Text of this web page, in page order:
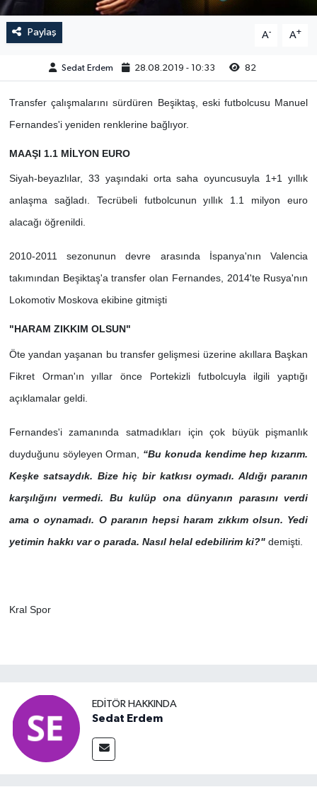
Paylaş A- A+
Sedat Erdem 28.08.2019 - 10:33 82
Transfer çalışmalarını sürdüren Beşiktaş, eski futbolcusu Manuel
Fernandes'i yeniden renklerine bağlıyor.
MAAŞI 1.1 MİLYON EURO
Siyah-beyazlılar, 33 yaşındaki orta saha oyuncusuyla 1+1 yıllık
anlaşma sağladı. Tecrübeli futbolcunun yıllık 1.1 milyon euro
alacağı öğrenildi.
2010-2011 sezonunun devre arasında İspanya'nın Valencia
takımından Beşiktaş'a transfer olan Fernandes, 2014'te Rusya'nın
Lokomotiv Moskova ekibine gitmişti
"HARAM ZIKKIM OLSUN"
Öte yandan yaşanan bu transfer gelişmesi üzerine akıllara Başkan
Fikret Orman'ın yıllar önce Portekizli futbolcuyla ilgili yaptığı
açıklamalar geldi.
Fernandes'i zamanında satmadıkları için çok büyük pişmanlık
duyduğunu söyleyen Orman, “Bu konuda kendime hep kızarım.
Keşke satsaydık. Bize hiç bir katkısı oymadı. Aldığı paranın
karşılığını vermedi. Bu kulüp ona dünyanın parasını verdi
ama o oynamadı. O paranın hepsi haram zıkkım olsun. Yedi
yetimin hakkı var o parada. Nasıl helal edebilirim ki?"demişti.
Kral Spor
EDITÖR HAKKINDA
Sedat Erdem